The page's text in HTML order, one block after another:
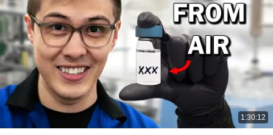
1:30:12